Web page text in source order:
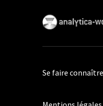
Se faire